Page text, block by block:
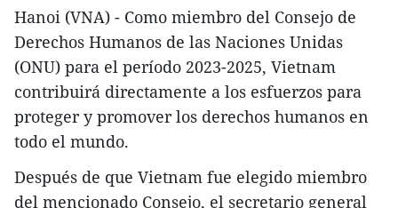
Hanoi (VNA) - Como miembro del Consejo de
Derechos Humanos de las Naciones Unidas
(ONU) para el período 2023-2025, Vietnam
contribuirá directamente a los esfuerzos para
proteger y promover los derechos humanos en
todo el mundo.
Después de que Vietnam fue elegido miembro
del mencionado Consejo, el secretario general